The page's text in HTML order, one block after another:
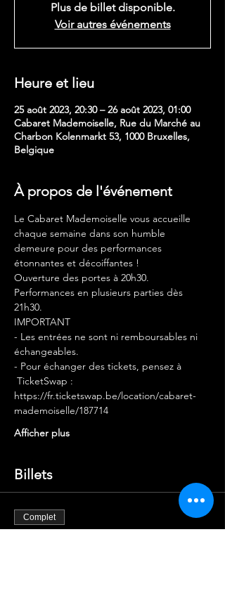
Plus de billet disponible.
Voir autres événements
Heure et lieu
25 août 2023, 20:30 – 26 août 2023, 01:00
Cabaret Mademoiselle, Rue du Marché au
Charbon Kolenmarkt 53, 1000 Bruxelles,
Belgique
À propos de l'événement
Le Cabaret Mademoiselle vous accueille
chaque semaine dans son humble
demeure pour des performances
étonnantes et décoiffantes !
Ouverture des portes à 20h30.
Performances en plusieurs parties dès
21h30.
IMPORTANT
- Les entrées ne sont ni remboursables ni
échangeables.
- Pour échanger des tickets, pensez à
TicketSwap :
https://fr.ticketswap.be/location/cabaret-
mademoiselle/187714
Afficher plus
Billets
Complet